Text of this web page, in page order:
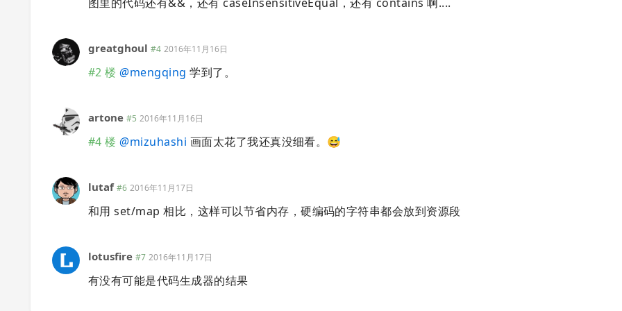
greatghoul #4 2016年11月16日
#2 楼 @mengqing 学到了。
artone #5 2016年11月16日
#4 楼 @mizuhashi 画面太花了我还真没细看。😅
lutaf #6 2016年11月17日
和用 set/map 相比，这样可以节省内存，硬编码的字符串都会放到资源段
lotusfire #7 2016年11月17日
有没有可能是代码生成器的结果